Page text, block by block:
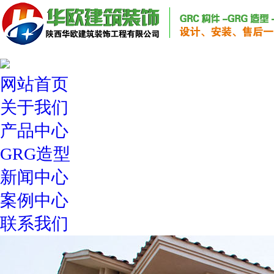
网站首页
关于我们
产品中心
GRG造型
新闻中心
案例中心
联系我们